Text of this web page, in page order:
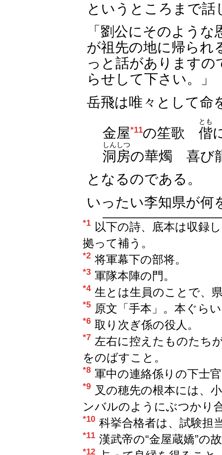
というところまで話
「劉公にそのよう
が祖先の地に帰られ
っと話がありますの
らせして下さい。」
岳飛は唯々として命
金屋*11の笙歌 偕
とも
洞房
しんしつ
の華燭 喜び
となるのである。
いったい李知県が何
*1 以下の詩、底本は収録
拠って補う。
*2 将軍幕下の部将。
*3 軍隊本陣の門。
*4 生とは生員のことで、
*5 原文「手本」。本ぐら
*6 取り次ぎ係の役人。
*7 左右に控えたものたち
をのばすこと。
*8 軍中の連絡係りの下士
*9 叉の穂先の根本には、
ンバルのようにぶつかり
*10 科挙合格者は、試験担
*11 漢武帝の“金屋蔵嬌”の
*12